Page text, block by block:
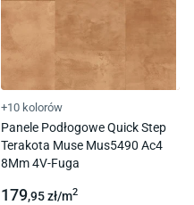
+10 kolorów
Panele Podłogowe Quick Step
Terakota Muse Mus5490 Ac4
8Mm 4V-Fuga
179,95zł/m2